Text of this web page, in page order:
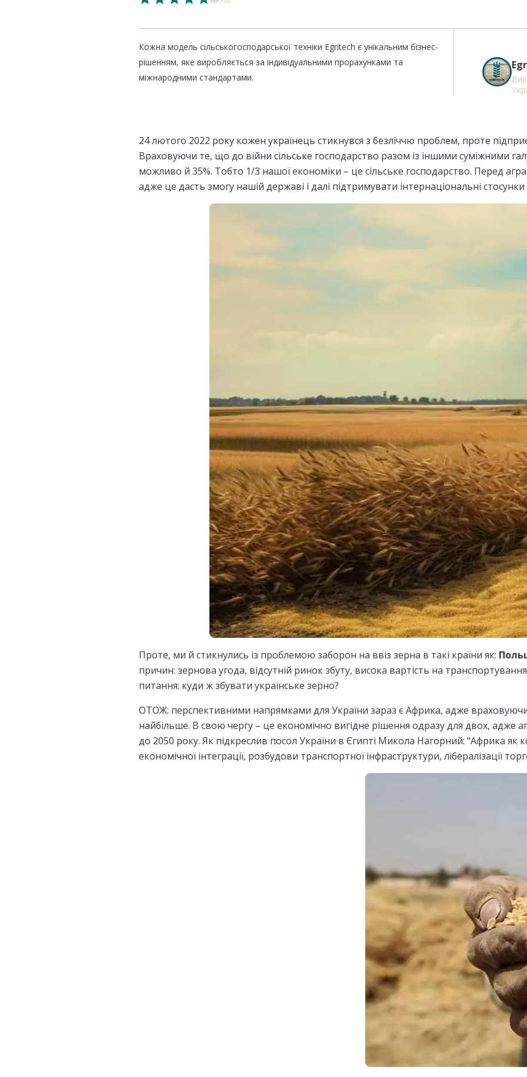
Кожна модель сільськогосподарської техніки Egritech є унікальним бізнес-
рішенням, яке виробляється за індивідуальними прорахунками та
міжнародними стандартами.
24 лютого 2022 року кожен українець стикнувся з безліччю проблем, проте
Враховуючи те, що до війни сільське господарство разом із іншими суміжними
можливо й 35%. Тобто 1/3 нашої економіки – це сільське господарство. Перед
адже це дасть змогу нашій державі і далі підтримувати інтернаціональні
Проте, ми й стикнулись із проблемою заборон на ввіз зерна в такі країни як:
причин: зернова угода, відсутній ринок збуту, висока вартість на
питання: куди ж збувати українське зерно?
ОТОЖ: перспективними напрямками для України зараз є Африка, адже
найбільше. В свою чергу – це економічно вигідне рішення одразу для двох,
до 2050 року. Як підкреслив посол України в Єгипті Микола Нагорний: “Африка як
економічної інтеграції, розбудови транспортної інфраструктури, лібералізації